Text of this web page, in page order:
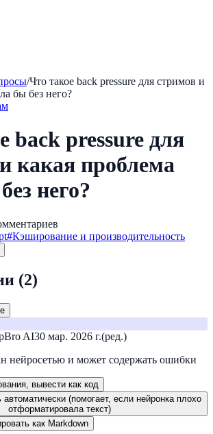
/Что такое back pressure для стримов и
бы без него?
back pressure для
какая проблема
него?
#Кэширование и производительность
(2)
AI30 мар. 2026 г.(ред.)
нейросетью и может содержать ошибки
вывести как код
(помогает, если нейронка плохо
отформатировала текст)
как Markdown